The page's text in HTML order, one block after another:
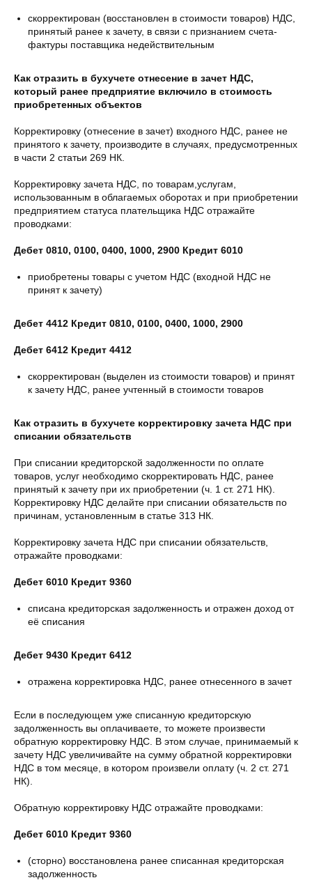
скорректирован (восстановлен в стоимости товаров) НДС,
принятый ранее к зачету, в связи с признанием счета-
фактуры поставщика недействительным
Как отразить в бухучете отнесение в зачет НДС,
который ранее предприятие включило в стоимость
приобретенных объектов
Корректировку (отнесение в зачет) входного НДС, ранее не
принятого к зачету, производите в случаях, предусмотренных
в части 2 статьи 269 НК.
Корректировку зачета НДС, по товарам,услугам,
использованным в облагаемых оборотах и при приобретении
предприятием статуса плательщика НДС отражайте
проводками:
Дебет 0810, 0100, 0400, 1000, 2900 Кредит 6010
приобретены товары с учетом НДС (входной НДС не
принят к зачету)
Дебет 4412 Кредит 0810, 0100, 0400, 1000, 2900
Дебет 6412 Кредит 4412
скорректирован (выделен из стоимости товаров) и принят
к зачету НДС, ранее учтенный в стоимости товаров
Как отразить в бухучете корректировку зачета НДС при
списании обязательств
При списании кредиторской задолженности по оплате
товаров, услуг необходимо скорректировать НДС, ранее
принятый к зачету при их приобретении (ч. 1 ст. 271 НК).
Корректировку НДС делайте при списании обязательств по
причинам, установленным в статье 313 НК.
Корректировку зачета НДС при списании обязательств,
отражайте проводками:
Дебет 6010 Кредит 9360
списана кредиторская задолженность и отражен доход от
её списания
Дебет 9430 Кредит 6412
отражена корректировка НДС, ранее отнесенного в зачет
Если в последующем уже списанную кредиторскую
задолженность вы оплачиваете, то можете произвести
обратную корректировку НДС. В этом случае, принимаемый к
зачету НДС увеличивайте на сумму обратной корректировки
НДС в том месяце, в котором произвели оплату (ч. 2 ст. 271
НК).
Обратную корректировку НДС отражайте проводками:
Дебет 6010 Кредит 9360
(сторно) восстановлена ранее списанная кредиторская
задолженность